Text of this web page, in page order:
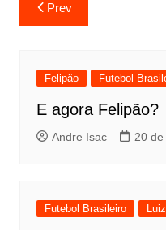
Prev
Felipão Futebol
E agora Felipão?
Andre Isac 20
Futebol Brasileiro